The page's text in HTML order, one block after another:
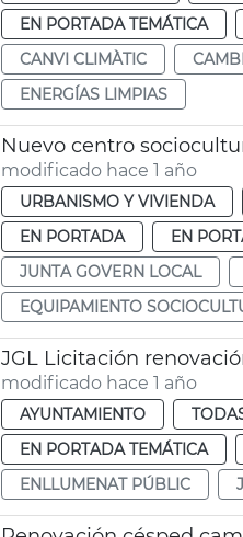
EN PORTADA TEMÁTICA
CANVI CLIMÀTIC
ENERGÍAS LIMPIAS
Nuevo centro
modificado hace 1 año
URBANISMO Y VIVIENDA
EN PORTADA
EN
JUNTA GOVERN LOCAL
EQUIPAMIENTO
JGL Licitación
modificado hace 1 año
AYUNTAMIENTO
EN PORTADA TEMÁTICA
ENLLUMENAT PÚBLIC